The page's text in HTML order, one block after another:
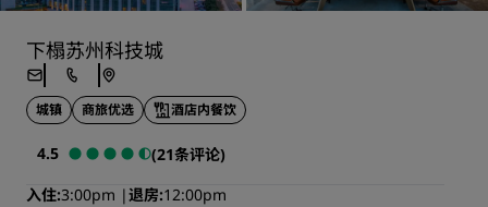
下榻苏州科技城
城镇 商旅优选 酒店内餐饮
4.5
(21条评论)
入住 3:00pm 退房 12:00pm